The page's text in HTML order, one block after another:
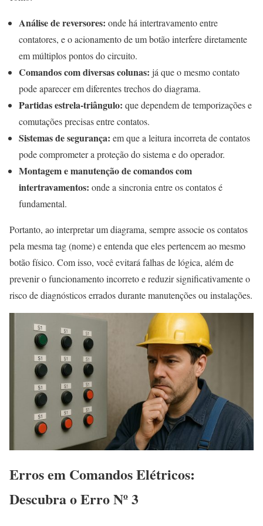
Análise de reversores: onde há intertravamento entre
contatores, e o acionamento de um botão interfere diretamente
em múltiplos pontos do circuito.
Comandos com diversas colunas: já que o mesmo contato
pode aparecer em diferentes trechos do diagrama.
Partidas estrela-triângulo: que dependem de temporizações e
comutações precisas entre contatos.
Sistemas de segurança: em que a leitura incorreta de contatos
pode comprometer a proteção do sistema e do operador.
Montagem e manutenção de comandos com
intertravamentos: onde a sincronia entre os contatos é
fundamental.
Portanto, ao interpretar um diagrama, sempre associe os contatos
pela mesma tag (nome) e entenda que eles pertencem ao mesmo
botão físico. Com isso, você evitará falhas de lógica, além de
prevenir o funcionamento incorreto e reduzir significativamente o
risco de diagnósticos errados durante manutenções ou instalações.
Erros em Comandos Elétricos:
Descubra o Erro Nº 3